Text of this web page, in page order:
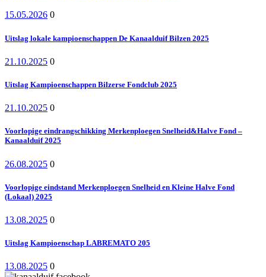
15.05.2026 0
Uitslag lokale kampioenschappen De Kanaalduif Bilzen 2025
21.10.2025 0
Uitslag Kampioenschappen Bilzerse Fondclub 2025
21.10.2025 0
Voorlopige eindrangschikking Merkenploegen Snelheid&Halve Fond –
Kanaalduif 2025
26.08.2025 0
Voorlopige eindstand Merkenploegen Snelheid en Kleine Halve Fond
(Lokaal) 2025
13.08.2025 0
Uitslag Kampioenschap LABREMATO 205
13.08.2025 0